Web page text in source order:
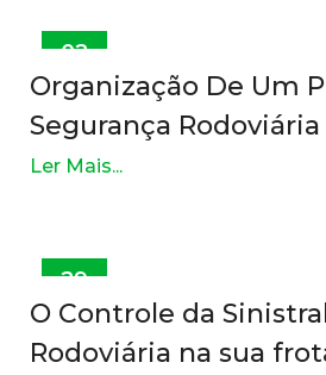
02
OUT
Organização De Um
Segurança
Ler Mais...
29
SET
O Controle da
Rodoviária na sua